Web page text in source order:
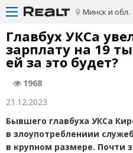
Минск и обл.
Главбух УКСа
зарплату на 19
ей за это будет?
1968
21.12.2023
Бывшего главбуха УКСа
в злоупотреблениии
в крупном размере. Почти